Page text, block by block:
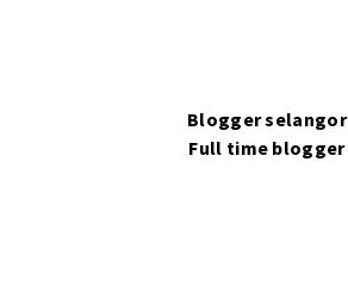
Blogger selangor
Full time blogger